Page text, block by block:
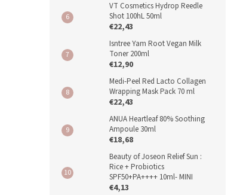
VT Cosmetics Hydrop Reedle
Shot 100hL 50ml
€22,43
Isntree Yam Root Vegan Milk
Toner 200ml
€12,90
Medi-Peel Red Lacto Collagen
Wrapping Mask Pack 70 ml
€22,43
ANUA Heartleaf 80% Soothing
Ampoule 30ml
€18,68
Beauty of Joseon Relief Sun :
Rice + Probiotics
SPF50+PA++++ 10ml- MINI
€4,13